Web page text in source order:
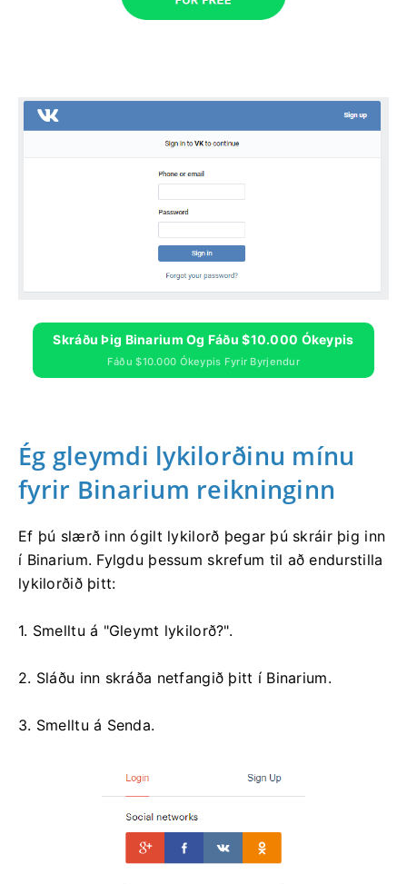
Skráðu Þig Binarium Og Fáðu $10.000 Ókeypis
Fáðu $10.000 Ókeypis Fyrir Byrjendur
Ég gleymdi lykilorðinu mínu
fyrir Binarium reikninginn
Ef þú slærð inn ógilt lykilorð þegar þú skráir þig inn
í Binarium. Fylgdu þessum skrefum til að endurstilla
lykilorðið þitt:
1. Smelltu á "Gleymt lykilorð?".
2. Sláðu inn skráða netfangið þitt í Binarium.
3. Smelltu á Senda.